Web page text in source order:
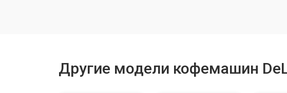
Другие модели кофемашин